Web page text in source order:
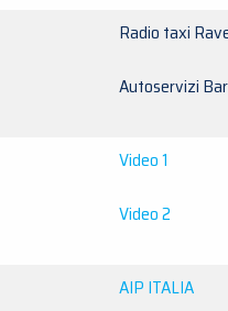
Radio taxi
Autoservizi
Video 1
Video 2
AIP ITALIA